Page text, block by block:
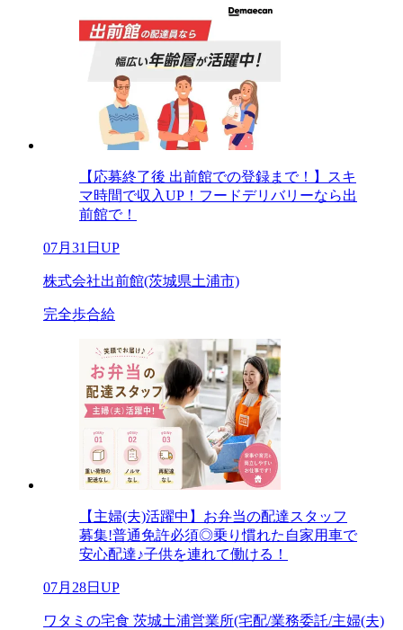
【応募終了後 出前館での登録まで！】スキ
マ時間で収入UP！フードデリバリーなら出
前館で！
07月31日UP
株式会社出前館(茨城県土浦市)
完全歩合給
【主婦(夫)活躍中】お弁当の配達スタッフ
募集!普通免許必須◎乗り慣れた自家用車で
安心配達♪子供を連れて働ける！
07月28日UP
ワタミの宅食 茨城土浦営業所(宅配/業務委託/主婦(夫)